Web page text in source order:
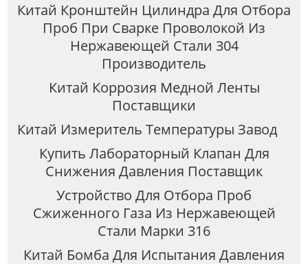
Китай Кронштейн Цилиндра Для Отбора
Проб При Сварке Проволокой Из
Нержавеющей Стали 304
Производитель
Китай Коррозия Медной Ленты
Поставщики
Китай Измеритель Температуры Завод
Купить Лабораторный Клапан Для
Снижения Давления Поставщик
Устройство Для Отбора Проб
Сжиженного Газа Из Нержавеющей
Стали Марки 316
Китай Бомба Для Испытания Давления